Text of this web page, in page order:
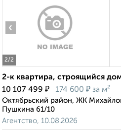
2/2
‹
2-к квартира, строящийся
10 107 499 ₽ 174 600 ₽ за м²
Октябрьский район, ЖК
Пушкина 61/10
Агентство, 10.08.2026